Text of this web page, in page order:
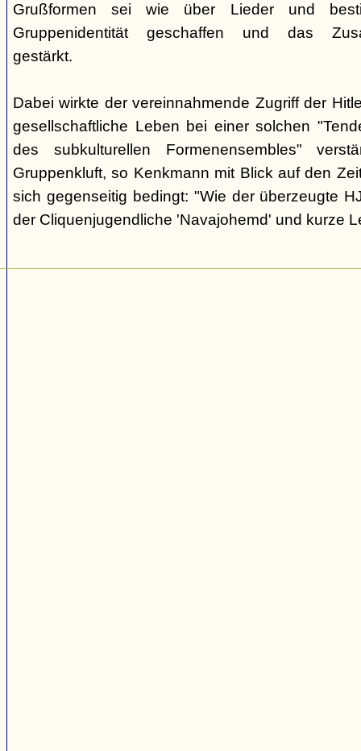
Grußformen sei wie über Lieder und
Gruppenidentität geschaffen und das
gestärkt.
Dabei wirkte der vereinnahmende Zugriff der
gesellschaftliche Leben bei einer solchen
des subkulturellen Formenensembles"
Gruppenkluft, so Kenkmann mit Blick auf den
sich gegenseitig bedingt: "Wie der überzeugte
der Cliquenjugendliche 'Navajohemd' und kurze